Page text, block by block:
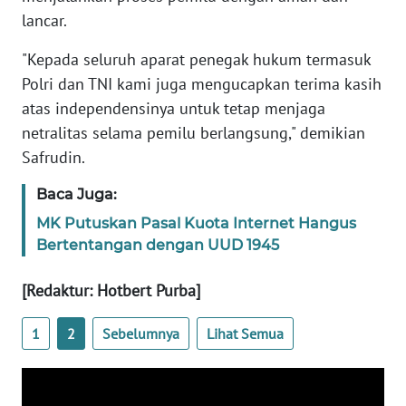
lancar.
"Kepada seluruh aparat penegak hukum termasuk
Polri dan TNI kami juga mengucapkan terima kasih
atas independensinya untuk tetap menjaga
netralitas selama pemilu berlangsung," demikian
Safrudin.
Baca Juga:
MK Putuskan Pasal Kuota Internet Hangus
Bertentangan dengan UUD 1945
[Redaktur: Hotbert Purba]
1 2 Sebelumnya Lihat Semua
REDAKSI
KARIR
DISCLAIMER
Wahana
Regional
WN
SUMUT
WN
JAKARTA
WN